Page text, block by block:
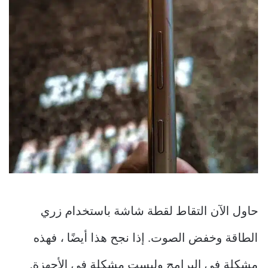
حاول الآن التقاط لقطة شاشة باستخدام زري
الطاقة وخفض الصوت. إذا نجح هذا أيضًا ، فهذه
مشكلة في البرامج وليست مشكلة في الأجهزة.